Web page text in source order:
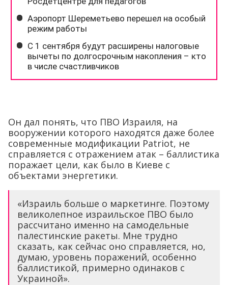
Он дал понять, что ПВО Израиля, на
вооружении которого находятся даже более
современные модификации Patriot, не
справляется с отражением атак – баллистика
поражает цели, как было в Киеве с
объектами энергетики.
«Израиль больше о маркетинге. Поэтому
великолепное израильское ПВО было
рассчитано именно на самодельные
палестинские ракеты. Мне трудно
сказать, как сейчас оно справляется, но,
думаю, уровень поражений, особенно
баллистикой, примерно одинаков с
Украиной».